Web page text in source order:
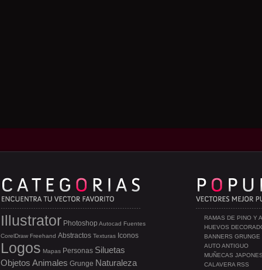
RAMAS DE PINO Y
HUEVOS
BANNERS GRUNGE
AUTO ANTIGUO
MUÑECAS
CALAVERA RSS
Illustrator Photoshop Autocad Fuentes
CorelDraw Freehand Abstractos Texturas Iconos
Logos Mapas Personas Siluetas
Objetos Animales Grunge Naturaleza